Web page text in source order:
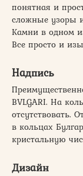
понятная и
сложные узоры
Камни в одном
Все просто и
Надпись
BVLGARI. На
отсутствовать.
в кольцах
кристальную
Дизайн